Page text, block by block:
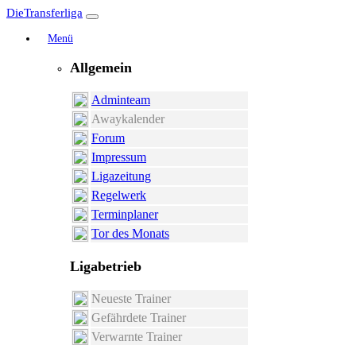
DieTransferliga
Menü
Allgemein
Adminteam
Awaykalender
Forum
Impressum
Ligazeitung
Regelwerk
Terminplaner
Tor des Monats
Ligabetrieb
Neueste Trainer
Gefährdete Trainer
Verwarnte Trainer